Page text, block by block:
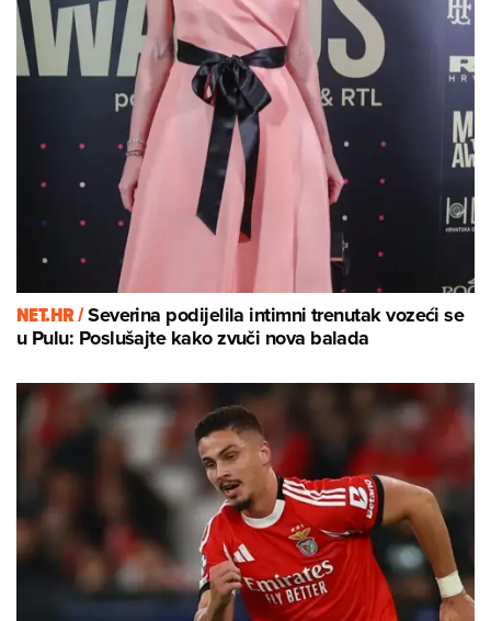
NET.HR /Severina podijelila intimni trenutak vozeći se
u Pulu: Poslušajte kako zvuči nova balada